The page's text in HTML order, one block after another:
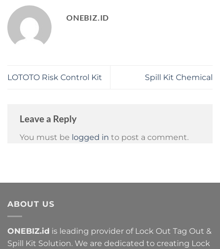
ONEBIZ.ID
LOTOTO Risk Control Kit Spill Kit Chemical
Leave a Reply
You must be logged in to post a comment.
ABOUT US
ONEBIZ.id is leading provider of Lock Out Tag Out &
Spill Kit Solution. We are dedicated to creating Lock